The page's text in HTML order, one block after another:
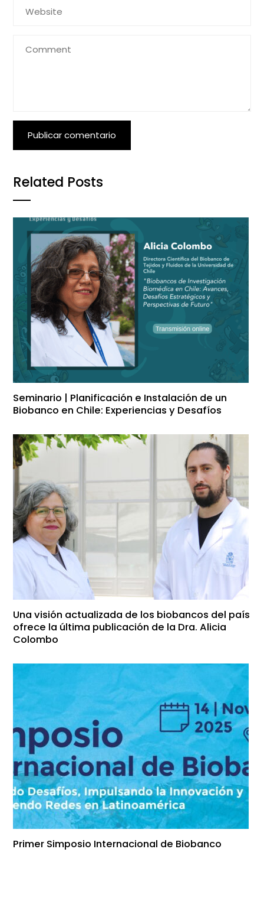
Related Posts
Seminario | Planificación e Instalación de un
Biobanco en Chile: Experiencias y Desafíos
Una visión actualizada de los biobancos del país
ofrece la última publicación de la Dra. Alicia
Colombo
Primer Simposio Internacional de Biobanco